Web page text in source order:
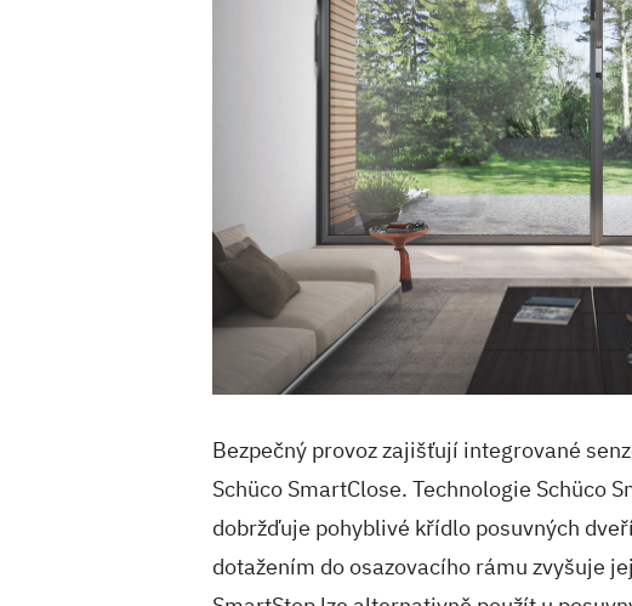
Bezpečný provoz zajišťují integrované
Schüco SmartClose. Technologie Schüco
dobržďuje pohyblivé křídlo posuvných
dotažením do osazovacího rámu zvyšuje